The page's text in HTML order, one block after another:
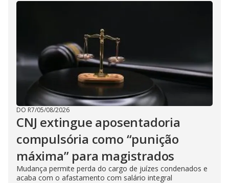
DO R7/05/08/2026
CNJ extingue aposentadoria
compulsória como “punição
máxima” para magistrados
Mudança permite perda do cargo de juízes condenados e
acaba com o afastamento com salário integral